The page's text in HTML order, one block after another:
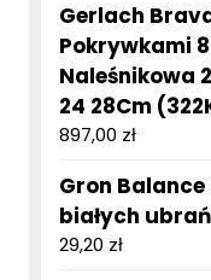
Gerlach
Pokrywkami
Naleśnikowa
24 28Cm
897,00 zł
Gron Balance
białych
29,20 zł